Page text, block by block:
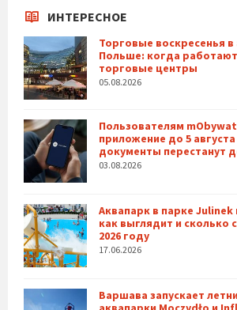
ИНТЕРЕСНОЕ
Торговые воскресенья в
Польше: когда
торговые центры
05.08.2026
Пользователям
приложение до 5
документы перестанут
03.08.2026
Аквапарк в парке
как выглядит и сколько
2026 году
17.06.2026
Варшава запускает